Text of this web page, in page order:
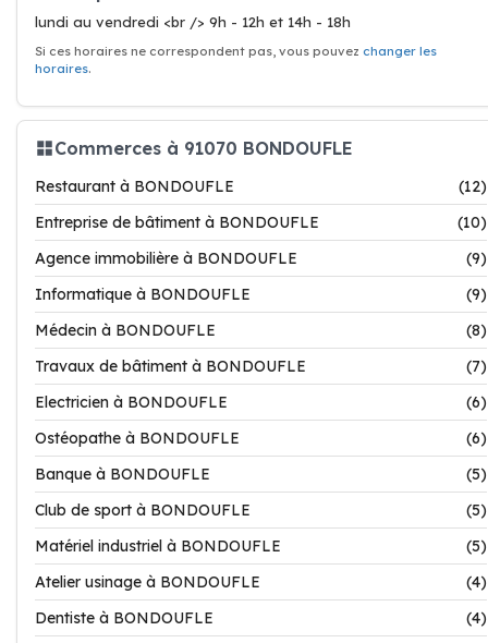
lundi au vendredi <br /> 9h - 12h et 14h - 18h
Si ces horaires ne correspondent pas, vous pouvez changer les
horaires.
Commerces à 91070 BONDOUFLE
Restaurant à BONDOUFLE
(12)
Entreprise de bâtiment à BONDOUFLE
(10)
Agence immobilière à BONDOUFLE
(9)
Informatique à BONDOUFLE
(9)
Médecin à BONDOUFLE
(8)
Travaux de bâtiment à BONDOUFLE
(7)
Electricien à BONDOUFLE
(6)
Ostéopathe à BONDOUFLE
(6)
Banque à BONDOUFLE
(5)
Club de sport à BONDOUFLE
(5)
Matériel industriel à BONDOUFLE
(5)
Atelier usinage à BONDOUFLE
(4)
Dentiste à BONDOUFLE
(4)